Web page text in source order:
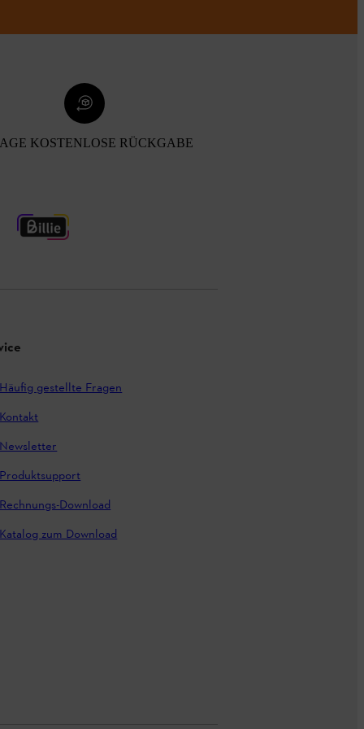
KOSTENLOSE RÜCKGABE
Häufig gestellte Fragen
Kontakt
Newsletter
Produktsupport
Rechnungs-Download
Katalog zum Download